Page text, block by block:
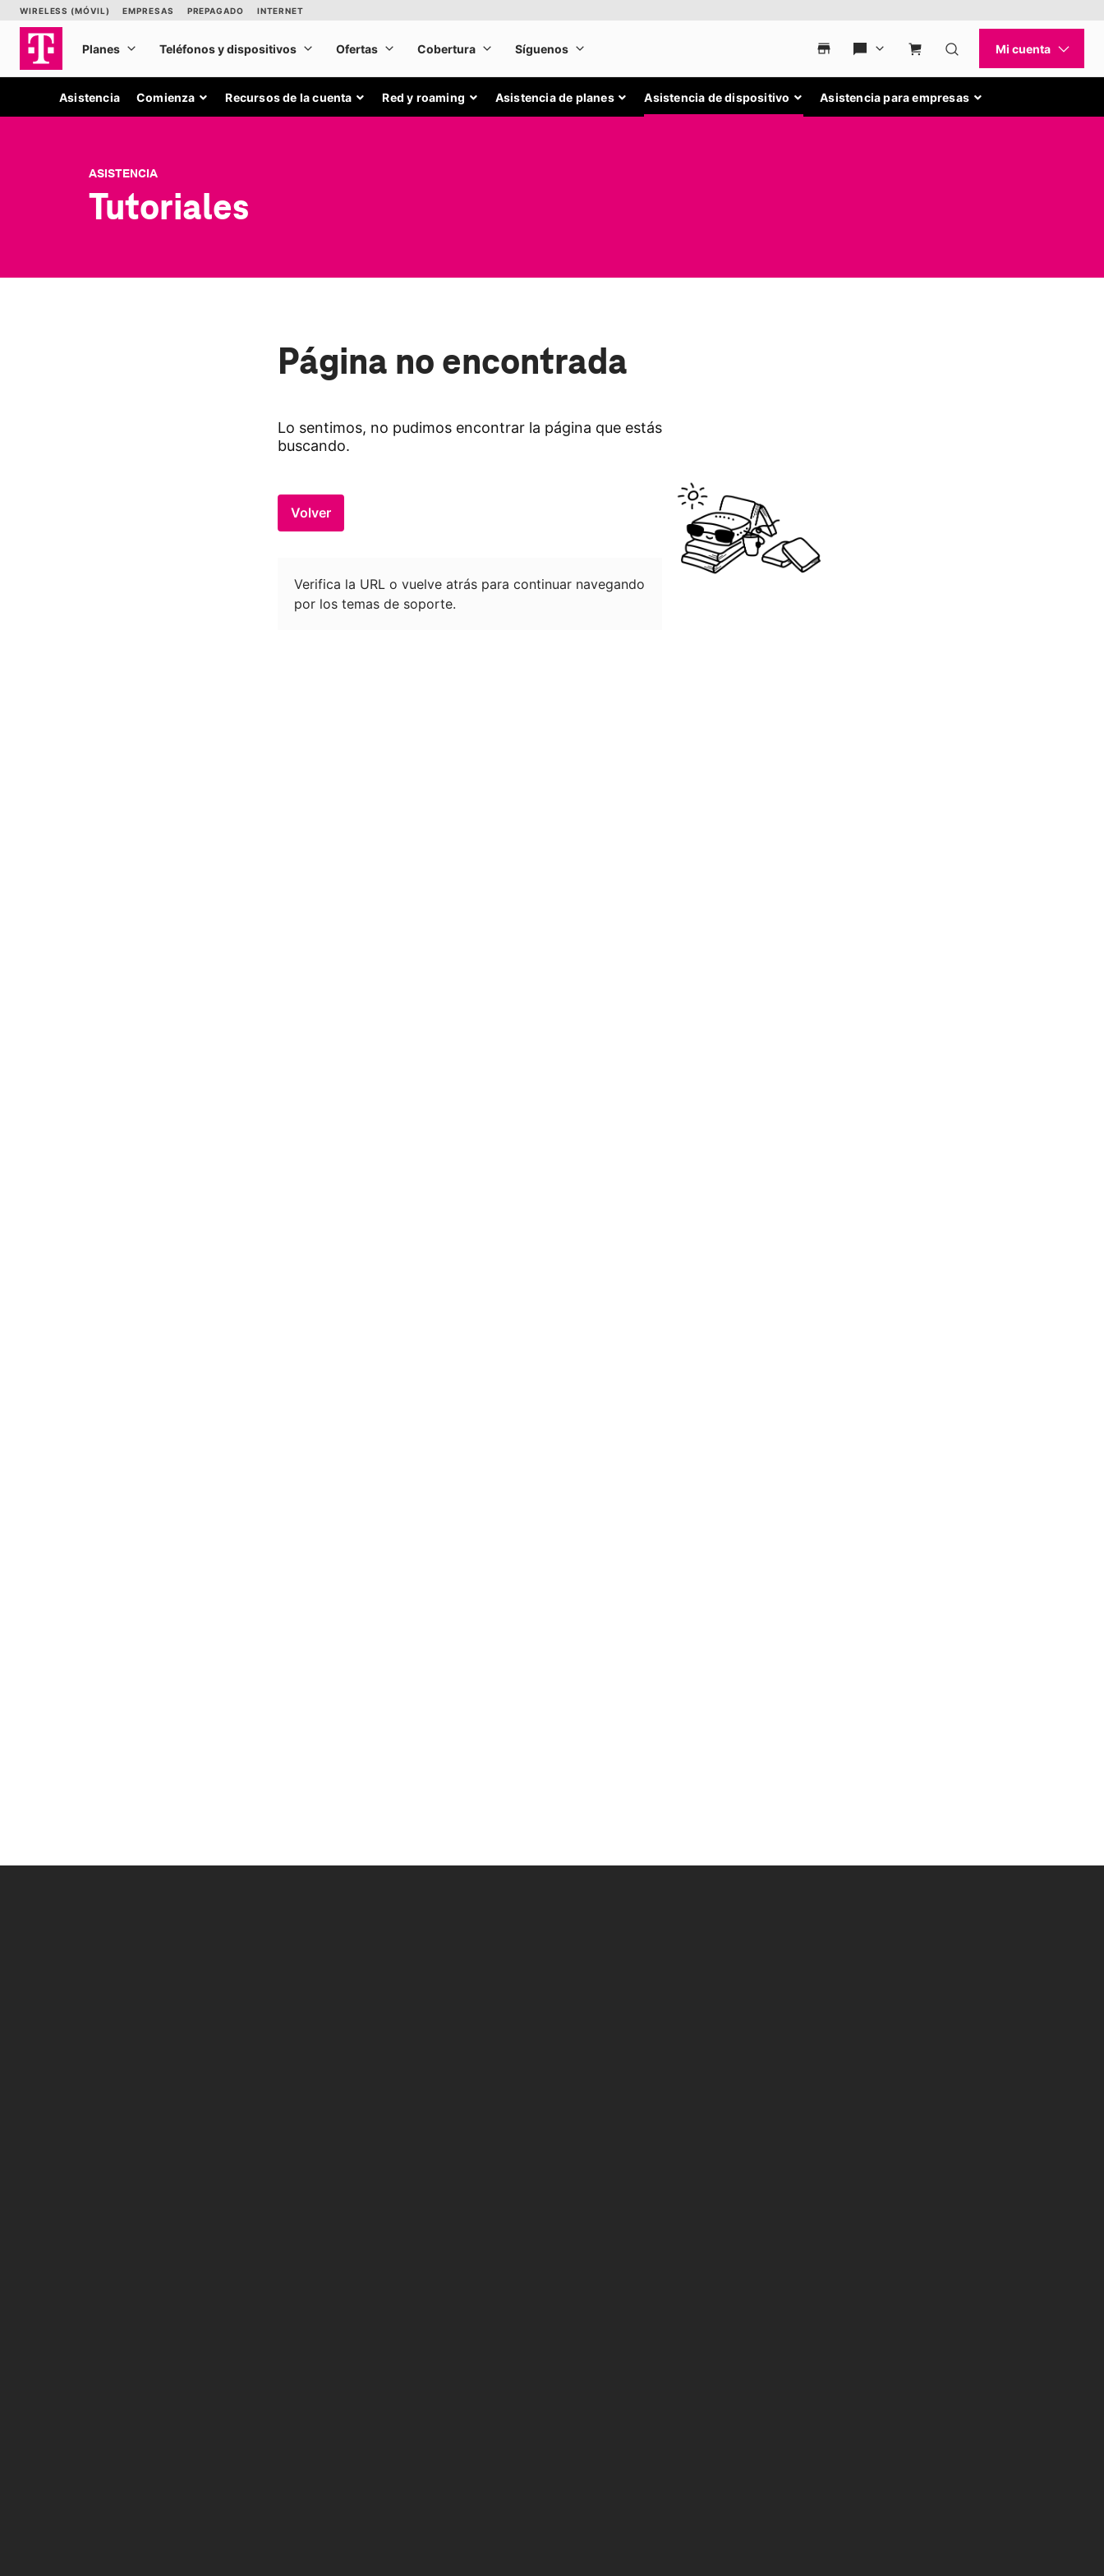
Asistencia Comienza Recursos de la cuenta Red y roaming Asistencia de planes Asistencia de dispositivo Asistencia para empresas
ASISTENCIA
Tutoriales